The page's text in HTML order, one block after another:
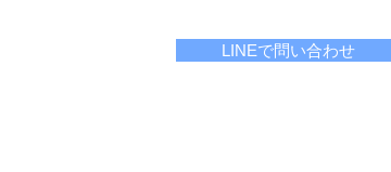
LINEで問い合わせ